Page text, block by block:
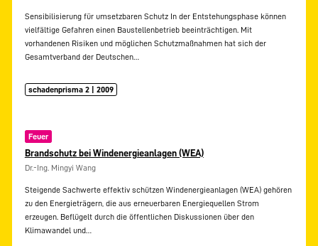
Sensibilisierung für umsetzbaren Schutz In der Entstehungsphase können
vielfältige Gefahren einen Baustellenbetrieb beeinträchtigen. Mit
vorhandenen Risiken und möglichen Schutzmaßnahmen hat sich der
Gesamtverband der Deutschen…
schadenprisma 2 | 2009
Feuer
Brandschutz bei Windenergieanlagen (WEA)
Dr.-Ing. Mingyi Wang
Steigende Sachwerte effektiv schützen Windenergieanlagen (WEA) gehören
zu den Energieträgern, die aus erneuerbaren Energiequellen Strom
erzeugen. Beflügelt durch die öffentlichen Diskussionen über den
Klimawandel und…